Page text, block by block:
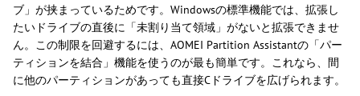
ブ」が挟まっているためです。Windowsの標準機能では、拡張し
たいドライブの直後に「未割り当て領域」がないと拡張できませ
ん。この制限を回避するには、AOMEI Partition Assistantの「パー
ティションを結合」機能を使うのが最も簡単です。これなら、間
に他のパーティションがあっても直接Cドライブを広げられます。